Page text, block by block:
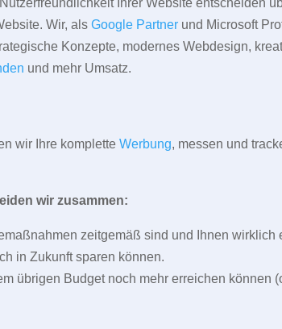
Ihrer Website entscheiden
Wir, alsGoogle Partner und Microsoft
Konzepte, modernes Webdesign,
und mehr Umsatz.
wir Ihre kompletteWerbung, messen und
wir zusammen:
zeitgemäß sind und Ihnen wirklich
in Zukunft sparen können.
übrigen Budget noch mehr erreichen können